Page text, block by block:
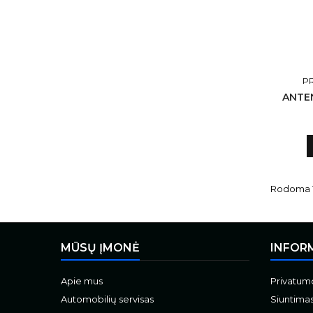
Rodoma
MŪSŲ ĮMONĖ
Apie mus
Automobilių servisas